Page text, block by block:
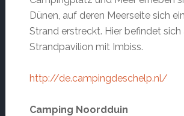
Dünen, auf deren Meerseite sich
Strand erstreckt. Hier befindet sich
Strandpavilion mit Imbiss.
http://de.campingdeschelp.nl/
Camping Noordduin